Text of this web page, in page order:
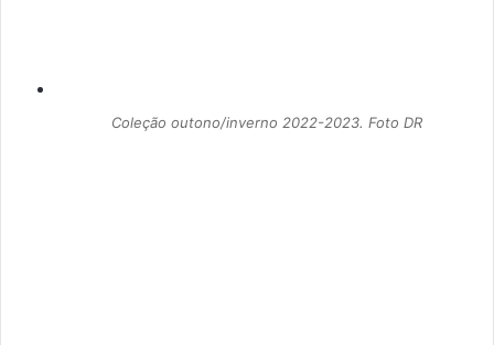
Coleção outono/inverno 2022-2023. Foto DR